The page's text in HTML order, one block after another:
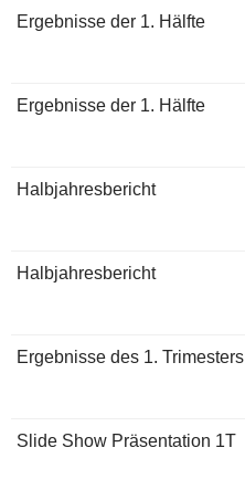
Ergebnisse der 1. Hälfte
Ergebnisse der 1. Hälfte
Halbjahresbericht
Halbjahresbericht
Ergebnisse des 1. Trimesters
Slide Show Präsentation 1T